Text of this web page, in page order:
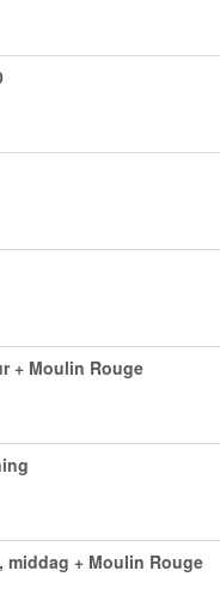
+ Moulin Rouge
middag + Moulin Rouge